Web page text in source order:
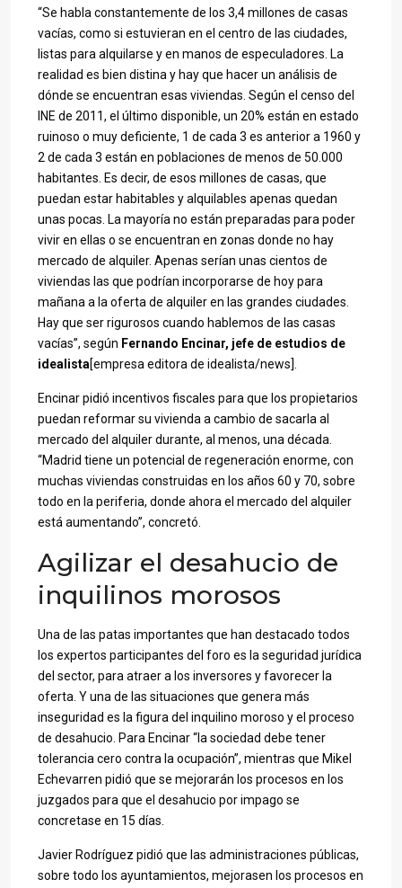
“Se habla constantemente de los 3,4 millones de casas
vacías, como si estuvieran en el centro de las ciudades,
listas para alquilarse y en manos de especuladores. La
realidad es bien distina y hay que hacer un análisis de
dónde se encuentran esas viviendas. Según el censo del
INE de 2011, el último disponible, un 20% están en estado
ruinoso o muy deficiente, 1 de cada 3 es anterior a 1960 y
2 de cada 3 están en poblaciones de menos de 50.000
habitantes. Es decir, de esos millones de casas, que
puedan estar habitables y alquilables apenas quedan
unas pocas. La mayoría no están preparadas para poder
vivir en ellas o se encuentran en zonas donde no hay
mercado de alquiler. Apenas serían unas cientos de
viviendas las que podrían incorporarse de hoy para
mañana a la oferta de alquiler en las grandes ciudades.
Hay que ser rigurosos cuando hablemos de las casas
vacías”, según Fernando Encinar, jefe de estudios de
idealista[empresa editora de idealista/news].
Encinar pidió incentivos fiscales para que los propietarios
puedan reformar su vivienda a cambio de sacarla al
mercado del alquiler durante, al menos, una década.
“Madrid tiene un potencial de regeneración enorme, con
muchas viviendas construidas en los años 60 y 70, sobre
todo en la periferia, donde ahora el mercado del alquiler
está aumentando”, concretó.
Agilizar el desahucio de
inquilinos morosos
Una de las patas importantes que han destacado todos
los expertos participantes del foro es la seguridad jurídica
del sector, para atraer a los inversores y favorecer la
oferta. Y una de las situaciones que genera más
inseguridad es la figura del inquilino moroso y el proceso
de desahucio. Para Encinar “la sociedad debe tener
tolerancia cero contra la ocupación”, mientras que Mikel
Echevarren pidió que se mejorarán los procesos en los
juzgados para que el desahucio por impago se
concretase en 15 días.
Javier Rodríguez pidió que las administraciones públicas,
sobre todo los ayuntamientos, mejorasen los procesos en